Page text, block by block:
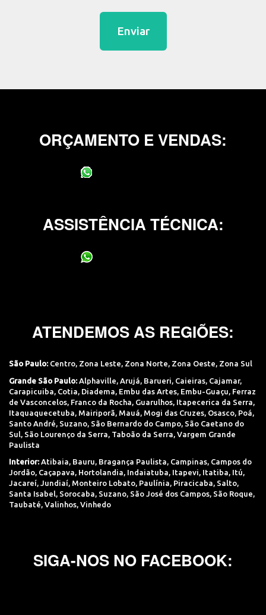
Enviar
ORÇAMENTO E VENDAS:
ASSISTÊNCIA TÉCNICA:
ATENDEMOS AS REGIÕES:
São Paulo: Centro, Zona Leste, Zona Norte, Zona Oeste, Zona Sul
Grande São Paulo: Alphaville Arujá Barueri Caieiras Cajamar,
Carapicuiba Cotia Diadema Embu das Artes Embu-Guaçu Ferraz
de Vasconcelos Franco da Rocha Guarulhos Itapecerica da Serra
Itaquaquecetuba Mairiporã Mauá Mogi das Cruzes Osasco Poá
Santo André Suzano São Bernardo do Campo São Caetano do
Sul São Lourenço da Serra Taboão da Serra Vargem Grande
Paulista
Interior: Atibaia, Bauru, Bragança Paulista, Campinas, Campos do
Jordão, Caçapava, Hortolandia, Indaiatuba, Itapevi, Itatiba, Itú,
Jacareí, Jundiaí, Monteiro Lobato, Paulínia, Piracicaba, Salto,
Santa Isabel, Sorocaba, Suzano, São José dos Campos, São Roque,
Taubaté, Valinhos, Vinhedo
SIGA-NOS NO FACEBOOK: